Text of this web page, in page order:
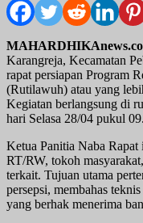
Karangreja, Kecamatan
rapat persiapan Program
(Rutilawuh) atau yang
Kegiatan berlangsung di
hari Selasa 28/04 pukul
Ketua Panitia Naba
RT/RW, tokoh
terkait. Tujuan utama
persepsi, membahas
yang berhak menerima